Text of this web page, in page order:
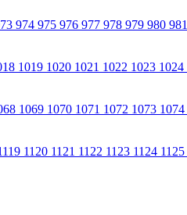
974 975 976 977 978 979 980 981
1019 1020 1021 1022 1023 1024
1069 1070 1071 1072 1073 1074
1120 1121 1122 1123 1124 1125